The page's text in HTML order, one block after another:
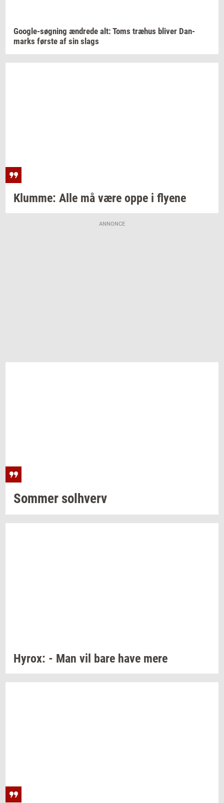
Google-​søgning æn­dre­de alt: Toms træhus bli­ver Dan­
marks før­ste af sin slags
Klum­me: Alle må være oppe i fly­e­ne
ANNONCE
Som­mersol­hverv
Hyrox: - Man vil bare have mere